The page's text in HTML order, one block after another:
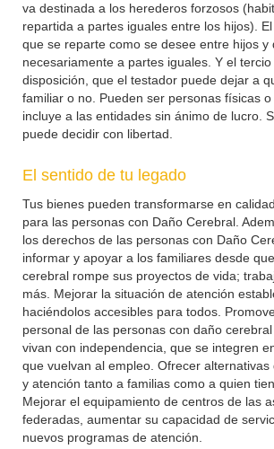
va destinada a los herederos forzosos
repartida a partes iguales entre los hijos). El
que se reparte como se desee entre hijos y
necesariamente a partes iguales. Y el
disposición, que el testador puede dejar a
familiar o no. Pueden ser personas físicas
incluye a las entidades sin ánimo de lucro.
puede decidir con libertad.
El sentido de tu legado
Tus bienes pueden transformarse en
para las personas con Daño Cerebral.
los derechos de las personas con Daño
informar y apoyar a los familiares desde
cerebral rompe sus proyectos de vida;
más. Mejorar la situación de atención
haciéndolos accesibles para todos.
personal de las personas con daño
vivan con independencia, que se integren
que vuelvan al empleo. Ofrecer alternativas
y atención tanto a familias como a quien
Mejorar el equipamiento de centros de las
federadas, aumentar su capacidad de
nuevos programas de atención.